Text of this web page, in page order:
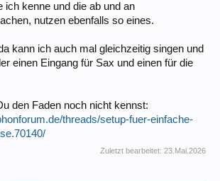
ich kenne und die ab und an
nutzen ebenfalls so eines.
kann ich auch mal gleichzeitig singen und
einen Eingang für Sax und einen für die
den Faden noch nicht kennst:
threads/setup-fuer-einfache-
Zuletzt bearbeitet: 23.Mai.2026